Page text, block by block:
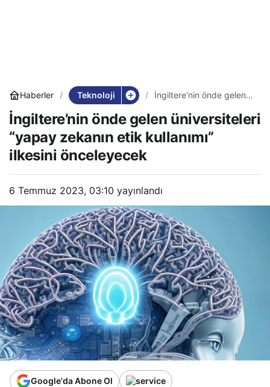
Haberler Teknoloji
İngiltere’nin önde gelen
zekanın etik kullanımı”
ilkesini önceleyecek
İngiltere’nin önde gelen üniversiteleri
“yapay zekanın etik kullanımı”
ilkesini önceleyecek
6 Temmuz 2023, 03:10 yayınlandı
Google'da Abone Ol